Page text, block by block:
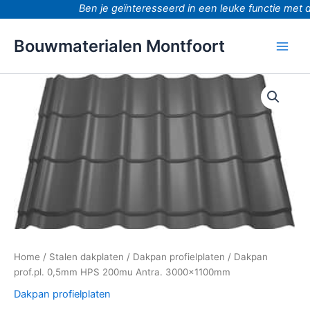
Ben je geïnteresseerd in een leuke functie met
Bouwmaterialen Montfoort
Home / Stalen dakplaten / Dakpan profielplaten / Dakpan
prof.pl. 0,5mm HPS 200mu Antra. 3000x1100mm
Dakpan profielplaten
Dakpan
prof.pl.
0,5mm
200mu
Antra.
3000x1100mm
aantal